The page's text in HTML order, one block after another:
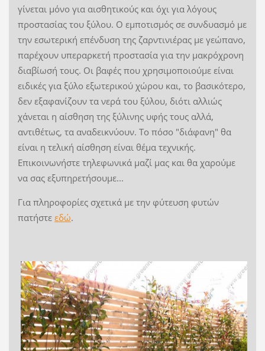
γίνεται μόνο για αισθητικούς και όχι για λόγους
προστασίας του ξύλου. Ο εμποτισμός σε συνδυασμό με
την εσωτερική επένδυση της ζαρντινιέρας με γεώπανο,
παρέχουν υπεραρκετή προστασία για την μακρόχρονη
διαβίωσή τους. Οι βαφές που χρησιμοποιούμε είναι
ειδικές για ξύλο εξωτερικού χώρου και, το βασικότερο,
δεν εξαφανίζουν τα νερά του ξύλου, διότι αλλιώς
χάνεται η αίσθηση της ξύλινης υφής τους αλλά,
αντιθέτως, τα αναδεικνύουν. Το πόσο "διάφανη" θα
είναι η τελική αίσθηση είναι θέμα τεχνικής.
Επικοινωνήστε τηλεφωνικά μαζί μας και θα χαρούμε
να σας εξυπηρετήσουμε...
Για πληροφορίες σχετικά με την φύτευση φυτών
πατήστε εδώ.